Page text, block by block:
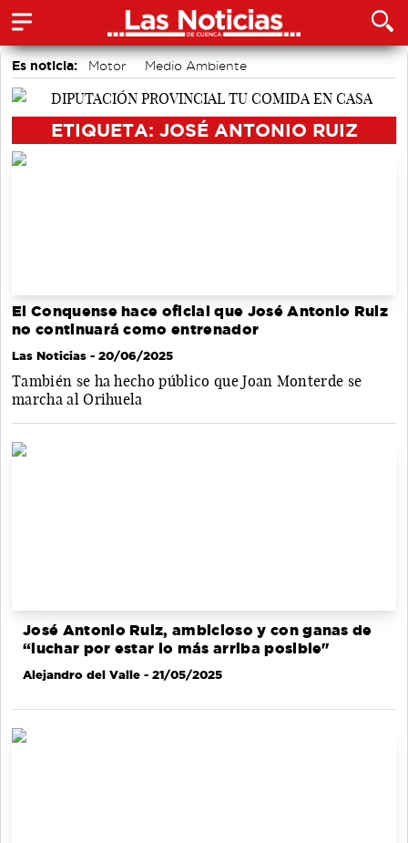
Es noticia: Motor
Medio Ambiente
Auditorio de Cuenca
ETIQUETA: JOSÉ ANTONIO RUIZ
El Conquense hace oficial que José Antonio Ruiz
no continuará como entrenador
Las Noticias - 20/06/2025
También se ha hecho público que Joan Monterde se
marcha al Orihuela
José Antonio Ruiz, ambicioso y con ganas de
“luchar por estar lo más arriba posible"
Alejandro del Valle - 21/05/2025